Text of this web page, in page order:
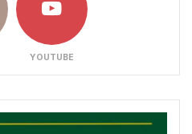
YOUTUBE